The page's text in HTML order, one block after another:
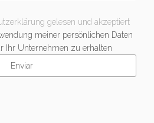
gelesen und akzeptiert
meiner persönlichen Daten
Ihr Unternehmen zu erhalten